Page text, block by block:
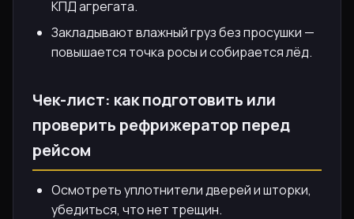
КПД агрегата.
Закладывают влажный груз без просушки —
повышается точка росы и собирается лёд.
Чек-лист: как подготовить или
проверить рефрижератор перед
рейсом
Осмотреть уплотнители дверей и шторки,
убедиться, что нет трещин.